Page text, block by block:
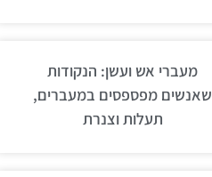
מעברי אש ועשן: הנקודות
שאנשים מפספסים במעברים,
תעלות וצנרת